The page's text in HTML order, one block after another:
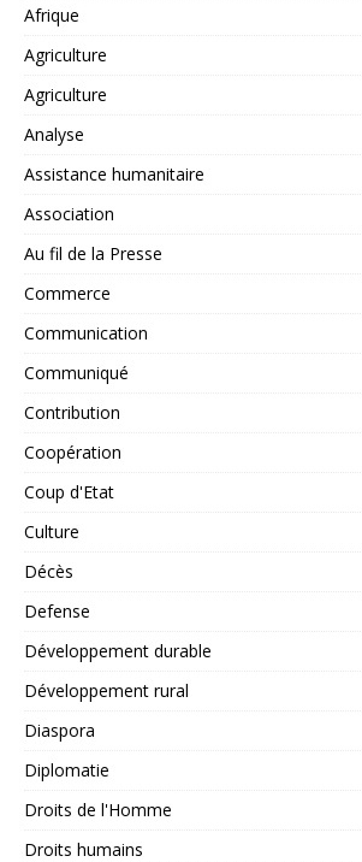
Afrique
Agriculture
Agriculture
Analyse
Assistance humanitaire
Association
Au fil de la Presse
Commerce
Communication
Communiqué
Contribution
Coopération
Coup d'Etat
Culture
Décès
Defense
Développement durable
Développement rural
Diaspora
Diplomatie
Droits de l'Homme
Droits humains